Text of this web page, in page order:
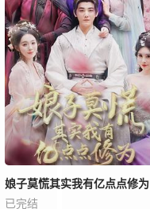
娘子莫慌其实我有亿点点修为
已完结